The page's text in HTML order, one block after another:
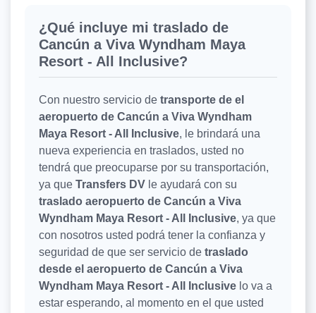
¿Qué incluye mi traslado de
Cancún a Viva Wyndham Maya
Resort - All Inclusive?
Con nuestro servicio de transporte de el
aeropuerto de Cancún a Viva Wyndham
Maya Resort - All Inclusive, le brindará una
nueva experiencia en traslados, usted no
tendrá que preocuparse por su transportación,
ya que Transfers DV le ayudará con su
traslado aeropuerto de Cancún a Viva
Wyndham Maya Resort - All Inclusive, ya que
con nosotros usted podrá tener la confianza y
seguridad de que ser servicio de traslado
desde el aeropuerto de Cancún a Viva
Wyndham Maya Resort - All Inclusive lo va a
estar esperando, al momento en el que usted